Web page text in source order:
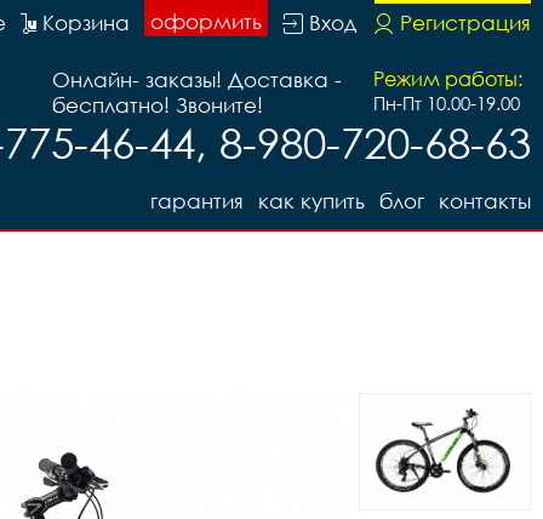
Регистрация
Вход
оформить
Корзина
Режим работы:
Пн-Пт 10.00-19.00
Онлайн- заказы! Доставка -
бесплатно! Звоните!
46-44, 8-980-720-68-63
контакты
блог
как купить
гарантия